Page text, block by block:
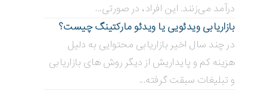
درآمد می‌زنند. این افراد، در صورتی...
بازاریابی ویدئویی ‌یا ویدئو مارکتینگ چیست؟
در چند سال اخیر بازاریابی محتوایی به دلیل
هزینه کم و پایداریش از دیگر روش های بازاریابی
و تبلیغات سبقت گرفته...